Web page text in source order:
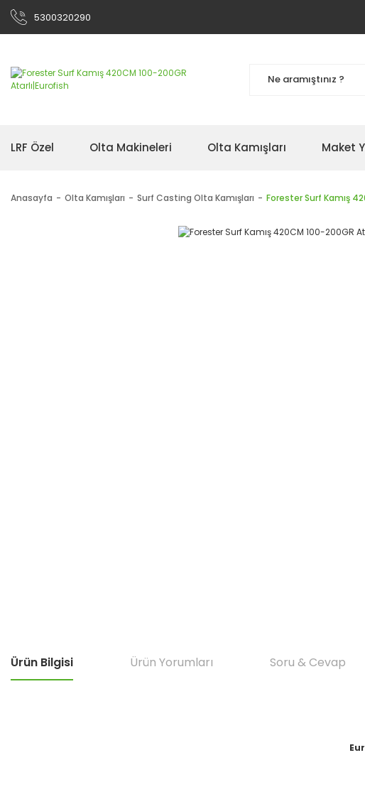
5300320290
LRF Özel Olta Makineleri Olta Kamışları Maket
Anasayfa Olta Kamışları Surf Casting Olta Kamışları Forester Surf Kamış
Ürün Bilgisi Ürün Yorumları Soru & Cevap